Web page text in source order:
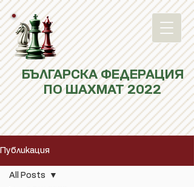
БЪЛГАРСКА ФЕДЕРАЦИЯ
ПО ШАХМАТ 2022
Публикация
All Posts